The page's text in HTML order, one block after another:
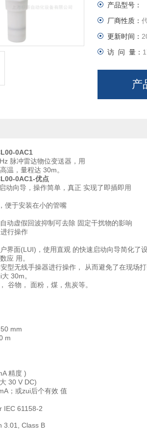
产品型号：
厂商性质：
更新时间：
访 问 量：
产
0AC1
脉冲雷达物位变送器，用
温，量程达 30m。
0AC1-优点
动向导，操作简单，真正 实现了即插即用
便于安装在小的管嘴
动虚假回波抑制可去除 固定干扰物的影响
行操作
界面(LUI)，使用直观 的快速启动向导简化了
应 用。
型无线手操器进行操作， 从而避免了在现场
30m。
谷物， 面粉，煤，焦炭等。
mm
m
精度 )
30 V DC)
；或zui后个有效 值
IEC 61158-2
Class B